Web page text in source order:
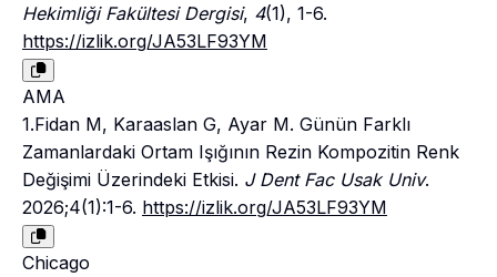
Hekimliği Fakültesi Dergisi, 4(1), 1-6.
https://izlik.org/JA53LF93YM
AMA
1.Fidan M, Karaaslan G, Ayar M. Günün Farklı
Zamanlardaki Ortam Işığının Rezin Kompozitin Renk
Değişimi Üzerindeki Etkisi. J Dent Fac Usak Univ.
2026;4(1):1-6. https://izlik.org/JA53LF93YM
Chicago